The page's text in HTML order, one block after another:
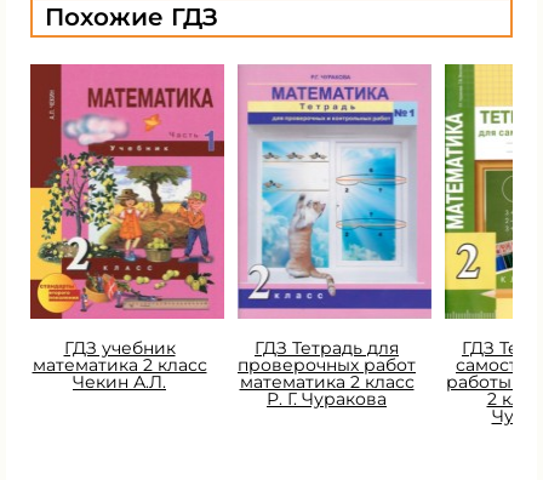
Похожие ГДЗ
ГДЗ учебник
математика 2 класс
Чекин А.Л.
ГДЗ Тетрадь для
проверочных работ
математика 2 класс
Р. Г. Чуракова
ГДЗ
работы
2